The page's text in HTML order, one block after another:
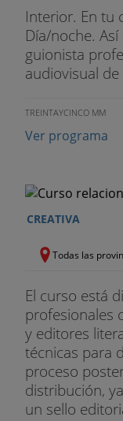
Interior. En tu
Día/noche.
guionista
audiovisual
TREINTAYCINCO MM
Ver programa
CREATIVA
Todas las
El curso está
profesionales
y editores
técnicas para
proceso
distribución,
un sello